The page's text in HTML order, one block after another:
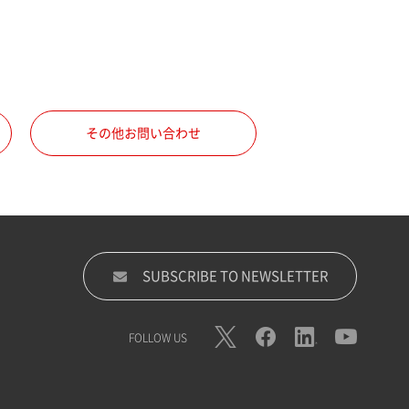
その他お問い合わせ
SUBSCRIBE TO NEWSLETTER
FOLLOW US